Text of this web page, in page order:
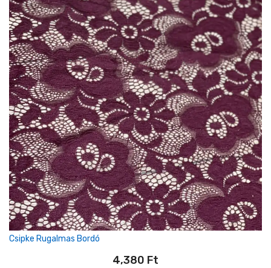
Csipke Rugalmas Bordó
4,380 Ft